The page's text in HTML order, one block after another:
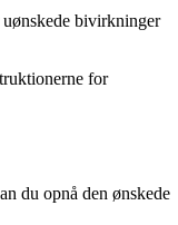
bivirkninger
for
du opnå den ønskede